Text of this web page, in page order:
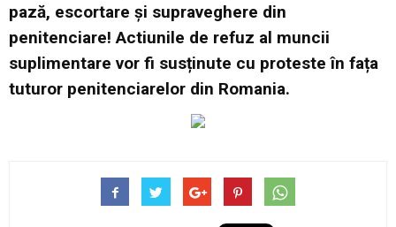
pază, escortare și supraveghere din
penitenciare! Actiunile de refuz al muncii
suplimentare vor fi susținute cu proteste în fața
tuturor penitenciarelor din Romania.